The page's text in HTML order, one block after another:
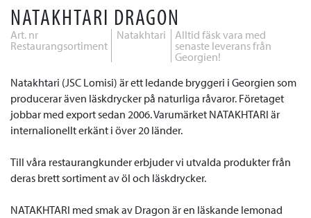
NATAKHTARI DRAGON
Art. nr
Restaurangsortiment
Natakhtari
Alltid fäsk vara med
senaste leverans från
Georgien!
Natakhtari (JSC Lomisi) är ett ledande bryggeri i Georgien som
producerar även läskdrycker på naturliga råvaror. Företaget
jobbar med export sedan 2006. Varumärket NATAKHTARI är
internalionellt erkänt i över 20 länder.
Till våra restaurangkunder erbjuder vi utvalda produkter från
deras brett sortiment av öl och läskdrycker.
NATAKHTARI med smak av Dragon är en läskande lemonad